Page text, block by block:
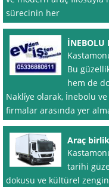
sürecinin her
İNEBOLU
Bu
hem de
Nakli̇ye olarak, İnebolu
firmalar arasında yer
Araç
tarihi
dokusu ve kültürel